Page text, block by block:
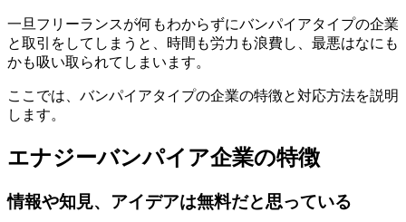
一旦フリーランスが何もわからずにバンパイアタイプの企業
と取引をしてしまうと、時間も労力も浪費し、最悪はなにも
かも吸い取られてしまいます。
ここでは、バンパイアタイプの企業の特徴と対応方法を説明
します。
エナジーバンパイア企業の特徴
情報や知見、アイデアは無料だと思っている